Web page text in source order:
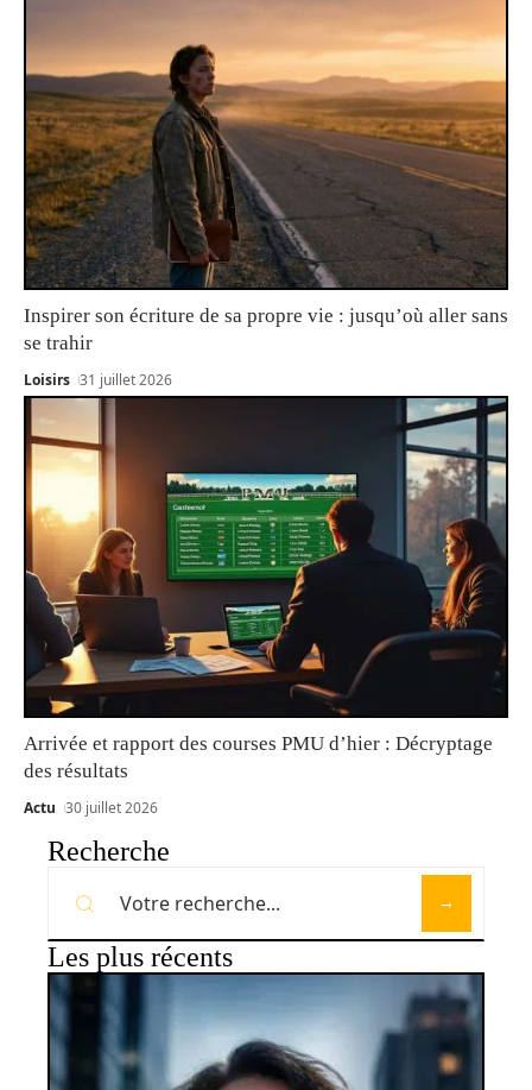
Inspirer son écriture de sa propre vie : jusqu’où aller sans
se trahir
Loisirs 31 juillet 2026
Arrivée et rapport des courses PMU d’hier : Décryptage
des résultats
Actu 30 juillet 2026
Recherche
Les plus récents